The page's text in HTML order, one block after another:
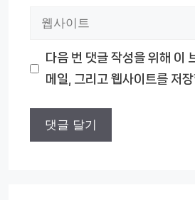
다음 번 댓글 작성을 위해 이
메일, 그리고 웹사이트를 저장